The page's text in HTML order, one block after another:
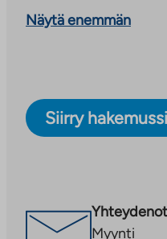
mukavasti omassa
makuuhuoneeksi,
komeroissa että
toimivaa pohjaa,
Näytä enemmän
Siirry
Myynti